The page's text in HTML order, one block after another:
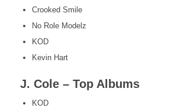
Crooked Smile
No Role Modelz
KOD
Kevin Hart
J. Cole – Top Albums
KOD